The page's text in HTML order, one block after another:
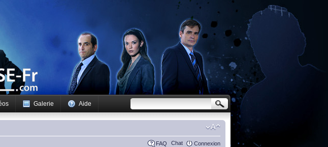
Galerie Aide
FAQ Chat Connexion